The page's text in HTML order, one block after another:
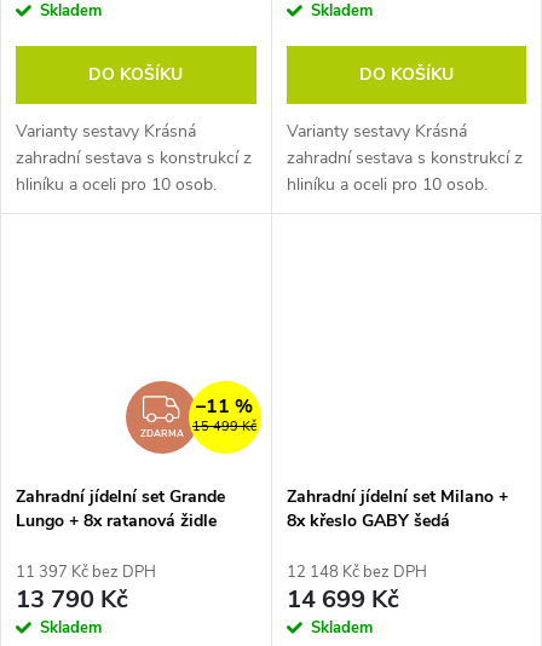
Skladem
DO KOŠÍKU
Varianty sestavy Krásná
zahradní sestava s konstrukcí z
hliníku a oceli pro 10 osob.
Sestavu tvoří moderní
Skladem
DO KOŠÍKU
Varianty sestavy Krásná
zahradní sestava s konstrukcí z
hliníku a oceli pro 10 osob.
Sestavu tvoří moderní
ZDARMA
ZDARMA 15 499 Kč
–11 %
Zahradní jídelní set Grande
Lungo + 8x ratanová židle
11 397 Kč bez DPH
13 790 Kč
Skladem
Zahradní jídelní set Milano +
8x křeslo GABY šedá
12 148 Kč bez DPH
14 699 Kč
Skladem